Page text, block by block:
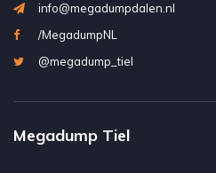
info@megadumpdalen.nl
/MegadumpNL
@megadump_tiel
Megadump Tiel